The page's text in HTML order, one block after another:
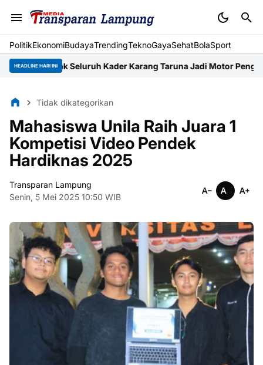
PolitikEkonomiBudayaTrendingTeknoGayaSehatBolaSport
HEADLINE HARI INI
Ajak Seluruh Kader Karang Taruna Jadi Motor Pengerak
Tidak dikategorikan
Mahasiswa Unila Raih Juara 1
Kompetisi Video Pendek
Hardiknas 2025
Transparan Lampung
Senin, 5 Mei 2025 10:50 WIB